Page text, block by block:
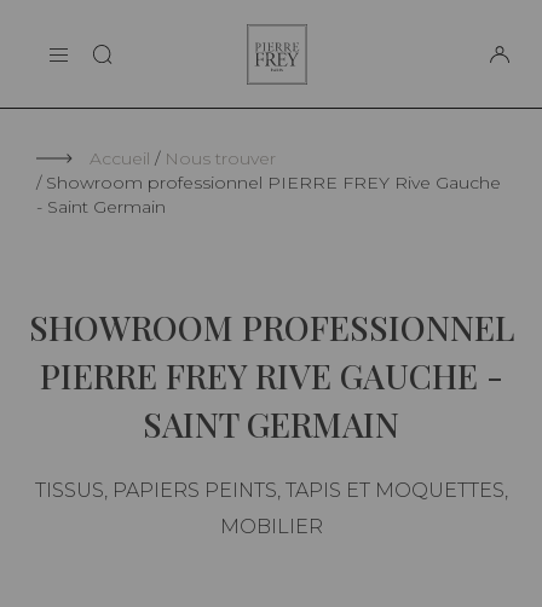
LA MAISON
Frey
Accueil
Nous trouver
Showroom professionnel PIERRE FREY Rive Gauche
- Saint Germain
SHOWROOM PROFESSIONNEL
PIERRE FREY RIVE GAUCHE -
SAINT GERMAIN
TISSUS, PAPIERS PEINTS, TAPIS ET MOQUETTES,
MOBILIER